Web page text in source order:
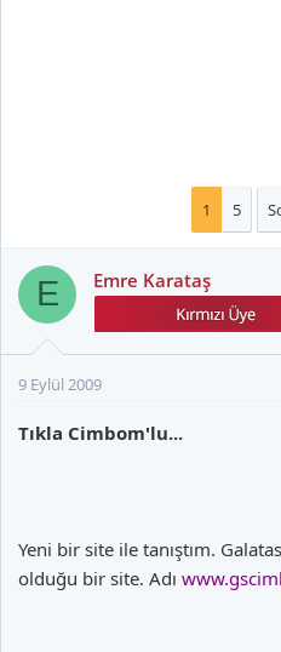
1 5
E Emre Karataş
9 Eylül 2009
Tıkla Cimbom'lu...
Yeni bir site ile tanıştım.
olduğu bir site. Adı